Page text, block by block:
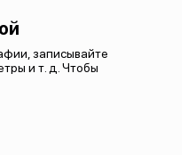
записывайте
и т. д. Чтобы